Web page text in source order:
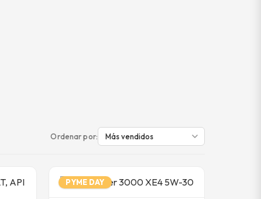
Ordenar por:
PYME DAY